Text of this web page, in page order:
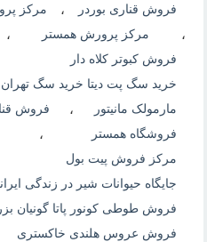
فروش قناری بوردر ، مرکز
، مرکز پرورش همستر
فروش کبوتر کلاه دار
خرید سگ پت دیتا خرید سگ
مارمولک مانیتور ، فروش
فروشگاه همستر ،
مرکز فروش پیت بول
جایگاه حیوانات شیر در زندگی
فروش طوطی کونور پاتا گونیان
فروش عروس هلندی خاکستری